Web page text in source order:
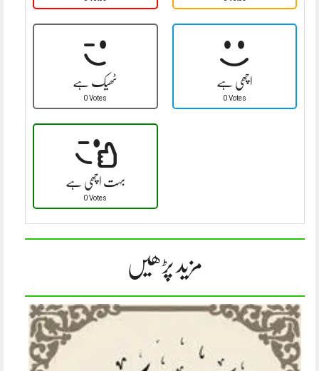
ٹھیک ہے
0 Votes
اچھی ہے
0 Votes
بہت اچھی ہے
0 Votes
مزید پڑھیں